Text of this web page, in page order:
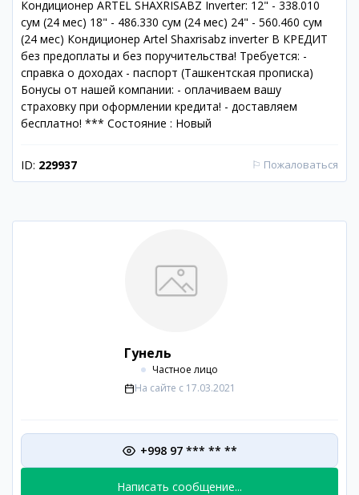
Кондиционер ARTEL SHAXRISABZ Inverter: 12" - 338.010
сум (24 мес) 18" - 486.330 сум (24 мес) 24" - 560.460 сум
(24 мес) Кондиционер Artel Shaxrisabz inverter В КРЕДИТ
без предоплаты и без поручительства! Требуется: -
справка о доходах - паспорт (Ташкентская прописка)
Бонусы от нашей компании: - оплачиваем вашу
страховку при оформлении кредита! - доставляем
бесплатно! *** Состояние : Новый
ID: 229937 ⚐ Пожаловаться
Гунель
Частное лицо
На сайте с 17.03.2021
+998 97 *** ** **
Написать сообщение...